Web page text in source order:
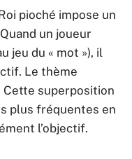
pioché impose un
un joueur
jeu du « mot »), il
Le thème
Cette superposition
plus fréquentes en
l’objectif.